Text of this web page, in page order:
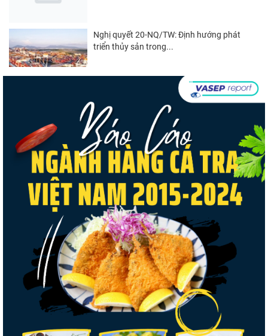
Nghị quyết 20-NQ/TW: Định hướng phát
triển thủy sản trong...
Thuế Mục 301 và bài toán thích ứng của
tôm Việt tại thị...
Nguồn cung giảm, giá cá rô phi Trung Quốc
tiếp tục tăng
Điểm tin thủy sản thế giới ngày 3/8/2026
Trung Quốc tăng mạnh nhập khẩu mực,
trong khi nguồn cung...